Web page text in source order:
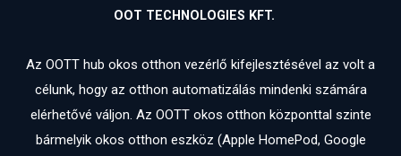
OOT TECHNOLOGIES KFT.
Az OOTT hub okos otthon vezérlő kifejlesztésével az volt a
célunk, hogy az otthon automatizálás mindenki számára
elérhetővé váljon. Az OOTT okos otthon központtal szinte
bármelyik okos otthon eszköz (Apple HomePod, Google